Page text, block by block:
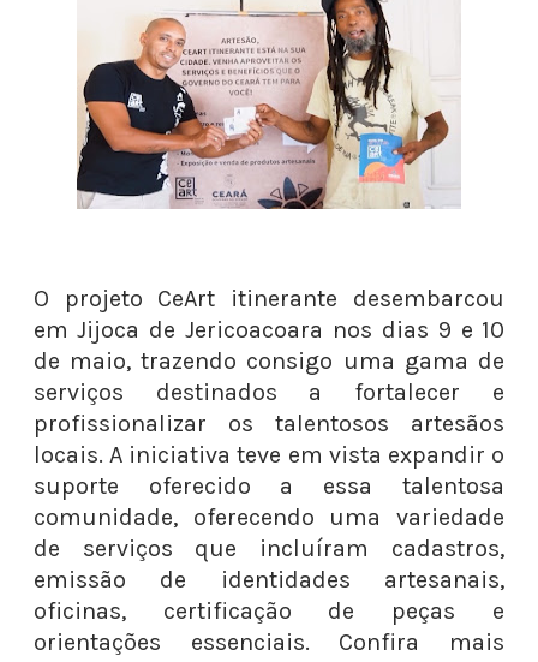
O projeto CeArt itinerante desembarcou
em Jijoca de Jericoacoara nos dias 9 e 10
de maio, trazendo consigo uma gama de
serviços destinados a fortalecer e
profissionalizar os talentosos artesãos
locais. A iniciativa teve em vista expandir o
suporte oferecido a essa talentosa
comunidade, oferecendo uma variedade
de serviços que incluíram cadastros,
emissão de identidades artesanais,
oficinas, certificação de peças e
orientações essenciais. Confira mais